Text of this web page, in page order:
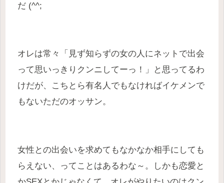
だ (^^;
オレは常々「見ず知らずの女の人にネットで出会
って思いっきりクンニしてーっ！」と思ってるわ
けだが、こちとら有名人でもなければイケメンで
もないただのオッサン。
女性との出会いを求めてもなかなか相手にしても
らえない、ってことはあるわな～。しかも恋愛と